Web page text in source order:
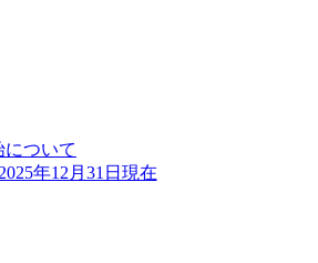
ついて
年12月31日現在